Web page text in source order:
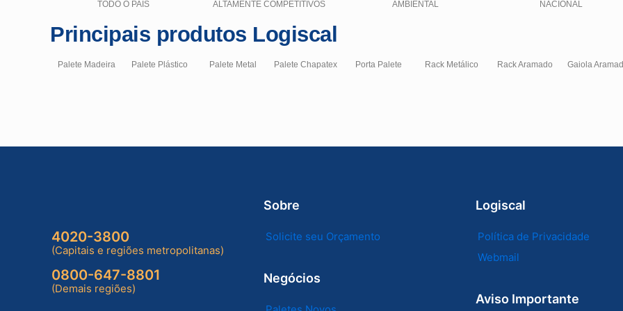
TODO O PAÍS ALTAMENTE COMPETITIVOS AMBIENTAL NACIONAL
Principais produtos Logiscal
Palete Madeira Palete Plástico Palete Metal Palete Chapatex Porta Palete Rack Metálico Rack Aramado Gaiola
4020-3800
(Capitais e regiões metropolitanas)
0800-647-8801
(Demais regiões)
Sobre
Solicite seu Orçamento
Negócios
Logiscal
Política de Privacidade
Webmail
Aviso Importante